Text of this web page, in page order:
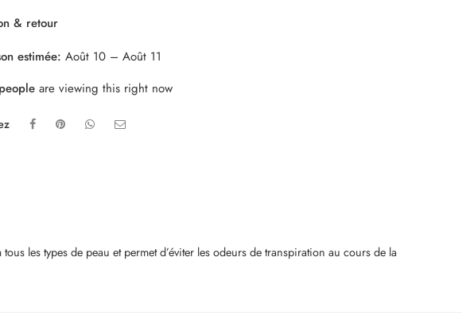
& retour
estimée: Août 10 – Août 11
people are viewing this right now
les types de peau et permet d’éviter les odeurs de transpiration au cours de la